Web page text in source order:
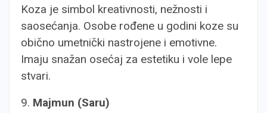
Koza je simbol kreativnosti, nežnosti i
saosećanja. Osobe rođene u godini koze su
obično umetnički nastrojene i emotivne.
Imaju snažan osećaj za estetiku i vole lepe
stvari.
9. Majmun (Saru)